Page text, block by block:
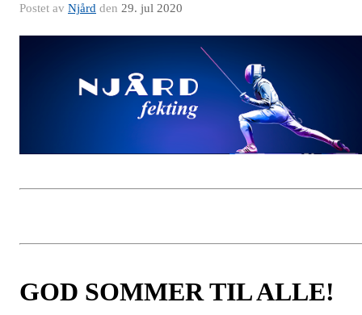
Postet av Njård den 29. jul 2020
GOD SOMMER TIL ALLE!